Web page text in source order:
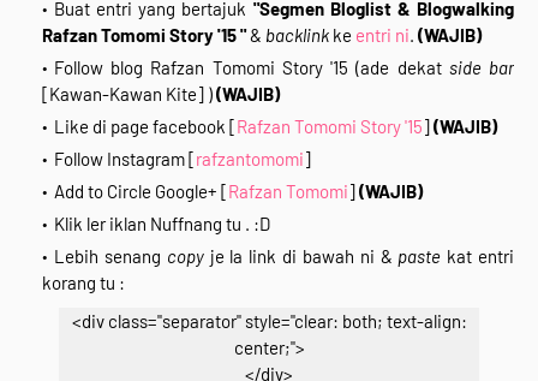
Buat entri yang bertajuk "Segmen Bloglist & Blogwalking
Rafzan Tomomi Story '15 "& backlink ke entri ni. (WAJIB)
Follow blog Rafzan Tomomi Story '15 (ade dekat side bar
[Kawan-Kawan Kite] )(WAJIB)
Like di page facebook [Rafzan Tomomi Story '15](WAJIB)
Follow Instagram [rafzantomomi]
Add to Circle Google+ [Rafzan Tomomi](WAJIB)
Klik ler iklan Nuffnang tu . :D
Lebih senang copyje la link di bawah ni & paste kat entri
korang tu :
<div class="separator" style="clear: both; text-align:
center;">
</div>